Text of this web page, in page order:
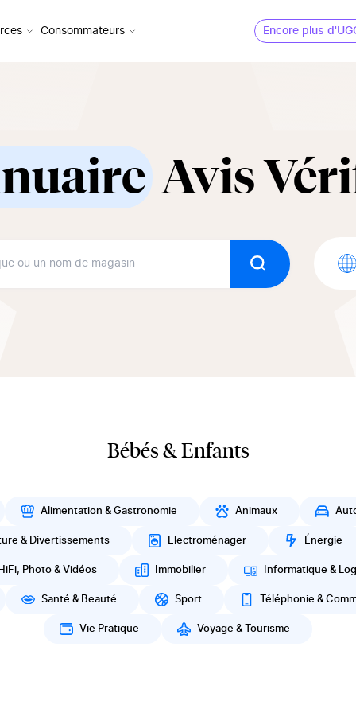
Consommateurs Encore plus
Avis
Rechercher
Bébés & Enfants
Alimentation & Gastronomie Animaux
& Divertissements Electroménager Énergie
Photo & Vidéos Immobilier Informatique &
Santé & Beauté Sport Téléphonie &
Vie Pratique Voyage & Tourisme